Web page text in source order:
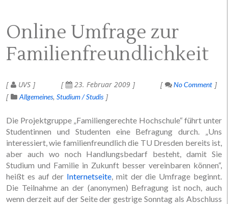
Online Umfrage zur
Familienfreundlichkeit
UVS 23. Februar 2009
No Comment
Allgemeines Studium / Studis
Die Projektgruppe „Familiengerechte Hochschule“ führt unter
Studentinnen und Studenten eine Befragung durch. „Uns
interessiert, wie familienfreundlich die TU Dresden bereits ist,
aber auch wo noch Handlungsbedarf besteht, damit Sie
Studium und Familie in Zukunft besser vereinbaren können“,
heißt es auf der Internetseite, mit der die Umfrage beginnt.
Die Teilnahme an der (anonymen) Befragung ist noch, auch
wenn derzeit auf der Seite der gestrige Sonntag als Abschluss